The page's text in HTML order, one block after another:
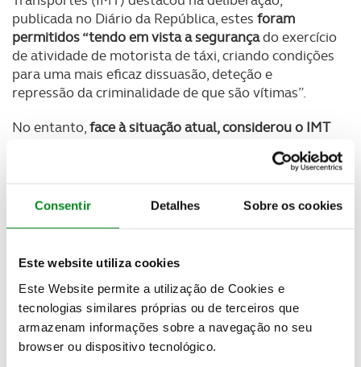
Consentir Detalhes Sobre os cookies
Este website utiliza cookies
Este Website permite a utilização de Cookies e
tecnologias similares próprias ou de terceiros que
armazenam informações sobre a navegação no seu
browser ou dispositivo tecnológico.
publicada no Diário da República, estes foram
permitidos “tendo em vista a segurançado exercício
de atividade de motorista de táxi, criando condições
para uma mais eficaz dissuasão, deteção e
repressão da criminalidade de que são vítimas”.
No entanto,face à situação atual, considerou o IMT
facilitar a instalação de uma
separação física, tendo em vista a proteção dos
profissionais dos riscos inerentes à transmissão do
Desta forma, quer os
táxis
transporte individual e remunerado de passageiros
emveículos descaracterizados a partir de
plataforma eletrónica (TVDE) podem instalar um
separadorentre o espaço do condutor e o dos
passageiros transportados no banco da retaguarda